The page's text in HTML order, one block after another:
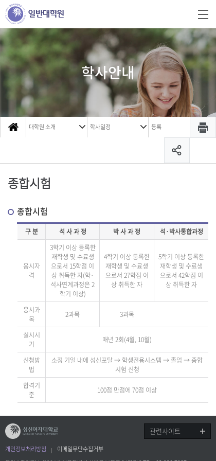
학사안내
대학원 소개 학사일정 등록
종합시험
종합시험
구 분 석 사 과 정 박 사 과 정 석·박사통합과정
응시자
격
3학기 이상 등록한
재학생 및 수료생
으로서 15학점 이
상 취득한 자(학·
석사연계과정은 2
학기 이상)
4학기 이상 등록한
재학생 및 수료생
으로서 27학점 이
상 취득한 자
5학기 이상 등록한
재학생 및 수료생
으로서 42학점 이
상 취득한 자
응시과
목
2과목 3과목
실시시
기
매년 2회(4월, 10월)
신청방
법
소정 기일 내에 성신포탈 → 학생전용시스템 → 졸업 → 종합
시험 신청
합격기
준
100점 만점에 70점 이상
개인정보처리방침 이메일무단수집거부
관련사이트